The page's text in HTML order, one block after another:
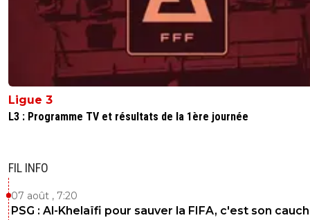
Ligue 3
L3 : Programme TV et résultats de la 1ère journée
FIL INFO
07 août , 7:20
PSG : Al-Khelaïfi pour sauver la FIFA, c'est son